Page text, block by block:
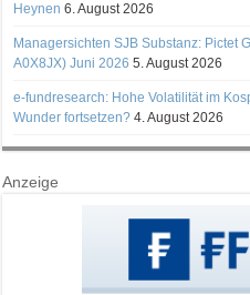
Heynen 6. August 2026
Managersichten SJB Substanz: Pictet
A0X8JX) Juni 2026 5. August 2026
e-fundresearch: Hohe Volatilität im
Wunder fortsetzen? 4. August 2026
Anzeige